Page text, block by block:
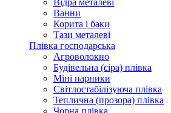
Відра металеві
Ванни
Корита і баки
Тази металеві
Плівка господарська
Агроволокно
Будівельна (сіра) плівка
Міні парники
Світлостабілізуюча плівка
Теплична (прозора) плівка
Чорна плівка